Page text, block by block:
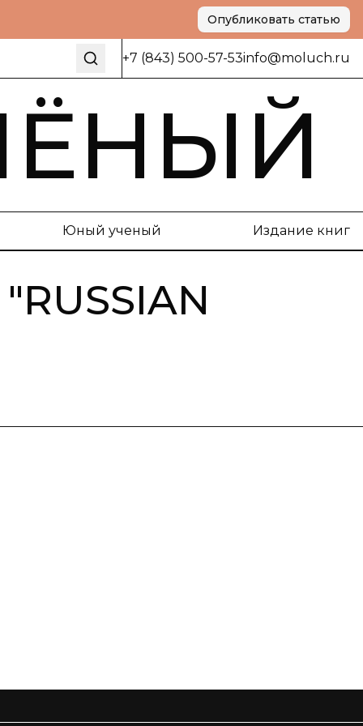
Опубликовать статью
+7 (843) 500-57-53info@moluch.ru
Юный ученый Издание книг
RUSSIAN